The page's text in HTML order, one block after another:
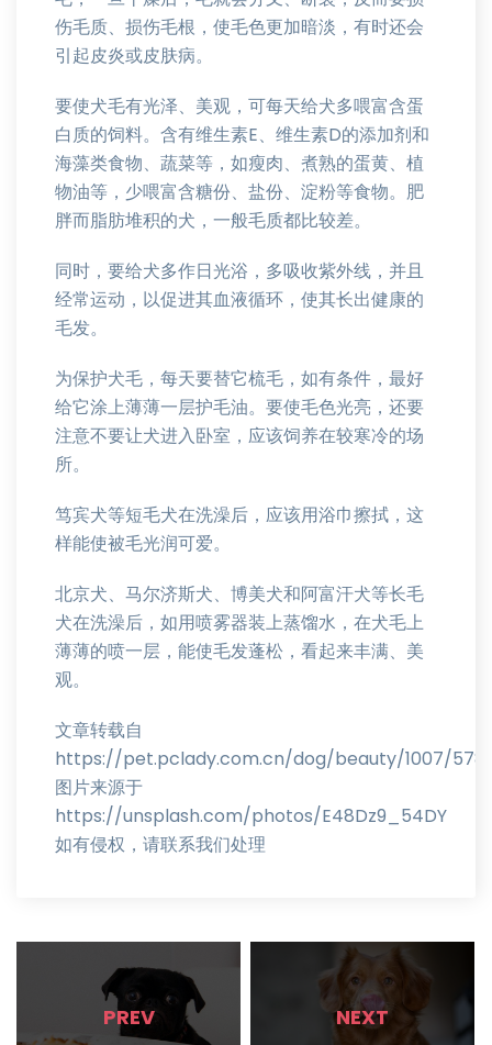
伤毛质、损伤毛根，使毛色更加暗淡，有时还会
引起皮炎或皮肤病。
要使犬毛有光泽、美观，可每天给犬多喂富含蛋
白质的饲料。含有维生素E、维生素D的添加剂和
海藻类食物、蔬菜等，如瘦肉、煮熟的蛋黄、植
物油等，少喂富含糖份、盐份、淀粉等食物。肥
胖而脂肪堆积的犬，一般毛质都比较差。
同时，要给犬多作日光浴，多吸收紫外线，并且
经常运动，以促进其血液循环，使其长出健康的
毛发。
为保护犬毛，每天要替它梳毛，如有条件，最好
给它涂上薄薄一层护毛油。要使毛色光亮，还要
注意不要让犬进入卧室，应该饲养在较寒冷的场
所。
笃宾犬等短毛犬在洗澡后，应该用浴巾擦拭，这
样能使被毛光润可爱。
北京犬、马尔济斯犬、博美犬和阿富汗犬等长毛
犬在洗澡后，如用喷雾器装上蒸馏水，在犬毛上
薄薄的喷一层，能使毛发蓬松，看起来丰满、美
观。
文章转载自
https://pet.pclady.com.cn/dog/beauty/1007/
图片来源于
https://unsplash.com/photos/E48Dz9_54DY
如有侵权，请联系我们处理
PREV NEXT